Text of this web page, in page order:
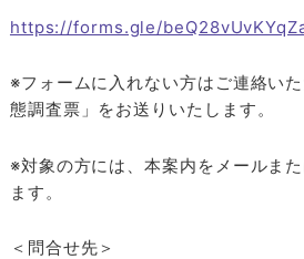
https://forms.gle/
※フォームに入れない方はご連絡い
態調査票」をお送りいたします。
※対象の方には、本案内をメールま
ます。
＜問合せ先＞